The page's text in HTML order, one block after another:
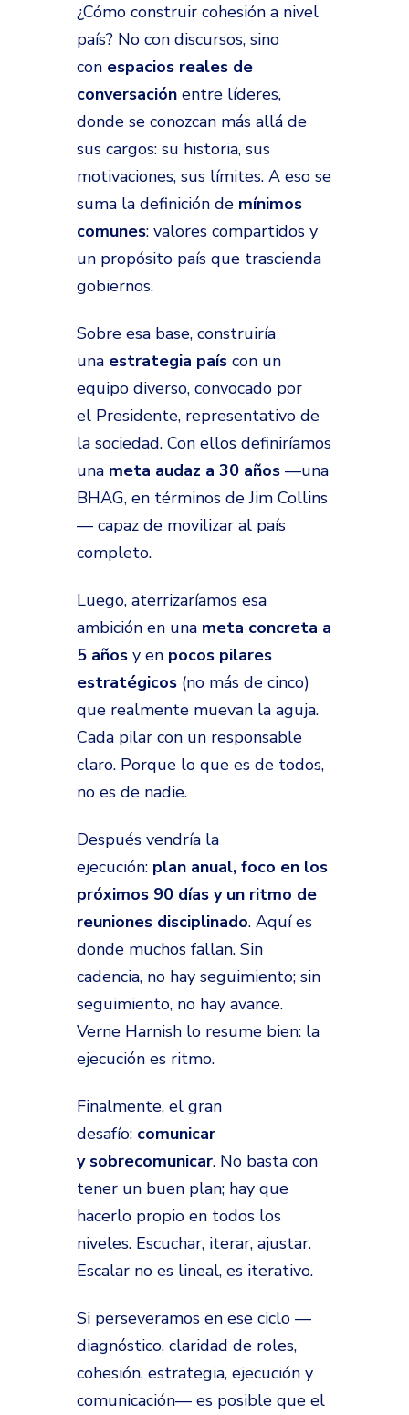
¿Cómo construir cohesión a nivel
país? No con discursos, sino
con espacios reales de
conversación entre líderes,
donde se conozcan más allá de
sus cargos: su historia, sus
motivaciones, sus límites. A eso se
suma la definición de mínimos
comunes: valores compartidos y
un propósito país que trascienda
gobiernos.
Sobre esa base, construiría
una estrategia país con un
equipo diverso, convocado por
el Presidente, representativo de
la sociedad. Con ellos definiríamos
una meta audaz a 30 años —una
BHAG, en términos de Jim Collins
— capaz de movilizar al país
completo.
Luego, aterrizaríamos esa
ambición en una meta concreta a
5 años y en pocos pilares
estratégicos (no más de cinco)
que realmente muevan la aguja.
Cada pilar con un responsable
claro. Porque lo que es de todos,
no es de nadie.
Después vendría la
ejecución: plan anual, foco en los
próximos 90 días y un ritmo de
reuniones disciplinado. Aquí es
donde muchos fallan. Sin
cadencia, no hay seguimiento; sin
seguimiento, no hay avance.
Verne Harnish lo resume bien: la
ejecución es ritmo.
Finalmente, el gran
desafío: comunicar
y sobrecomunicar. No basta con
tener un buen plan; hay que
hacerlo propio en todos los
niveles. Escuchar, iterar, ajustar.
Escalar no es lineal, es iterativo.
Si perseveramos en ese ciclo —
diagnóstico, claridad de roles,
cohesión, estrategia, ejecución y
comunicación— es posible que el